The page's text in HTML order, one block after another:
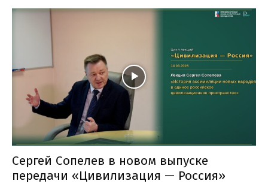
Сергей Сопелев в новом выпуске
передачи «Цивилизация — Россия»